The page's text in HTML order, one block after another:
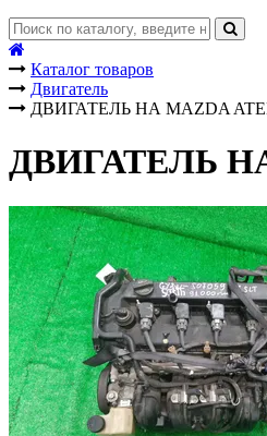
Каталог товаров
Двигатель
ДВИГАТЕЛЬ НА MAZDA
ДВИГАТЕЛЬ НА